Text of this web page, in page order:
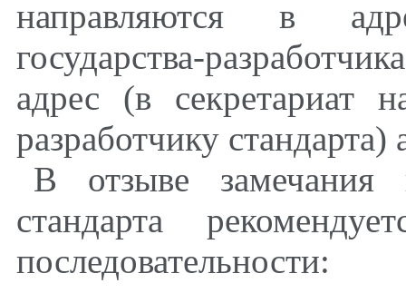
направляются в
государства-
адрес (в секретариат
разработчику
В отзыве
стандарта
последовательности: